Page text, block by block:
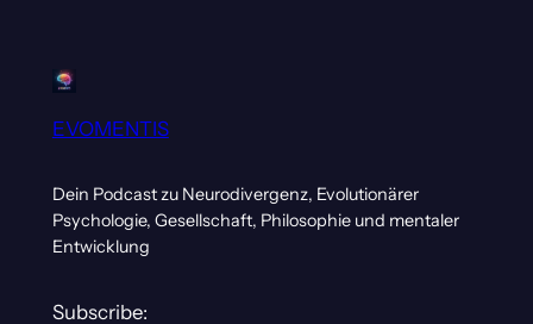
EVOMENTIS
Dein Podcast zu Neurodivergenz, Evolutionärer
Psychologie, Gesellschaft, Philosophie und mentaler
Entwicklung
Subscribe: